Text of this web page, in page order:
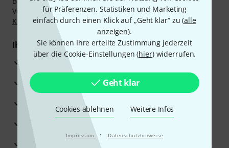
für Präferenzen, Statistiken und Marketing
einfach durch einen Klick auf „Geht klar“ zu (alle
anzeigen).
Sie können Ihre erteilte Zustimmung jederzeit
über die Cookie-Einstellungen (hier) widerrufen.
Geht klar
Cookies ablehnen Weitere Infos
Impressum · Datenschutzhinweise
Vorkasse, PayPal, Amazon Pay,Klarna Sofort bezahlen
Klarna Ratenzahlungoder Kreditkarte.
Ihre Vorteile
3 Jahre Thomann Garantie
30 Tage Money-Back-Garantie
Beratung durch Fachexperten
Zufriedenheitsgarantie